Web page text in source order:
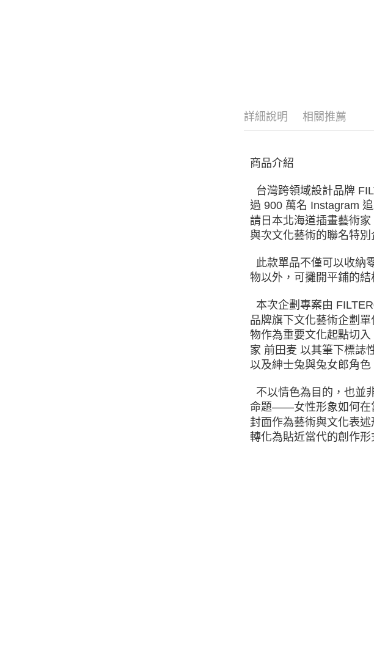
詳細說明 相關推薦
商品介紹
台灣跨領域設計品牌
過 900 萬名 Instagram
請日本北海道插畫藝術
與次文化藝術的聯名特別
此款單品不僅可以收納
物以外，可攤開平鋪的
本次企劃專案由
品牌旗下文化藝術企劃
物作為重要文化起點切
家 前田麦 以其筆下標誌
以及紳士兔與兔女郎角
不以情色為目的，也並
命題——女性形象如何在
封面作為藝術與文化表
轉化為貼近當代的創作